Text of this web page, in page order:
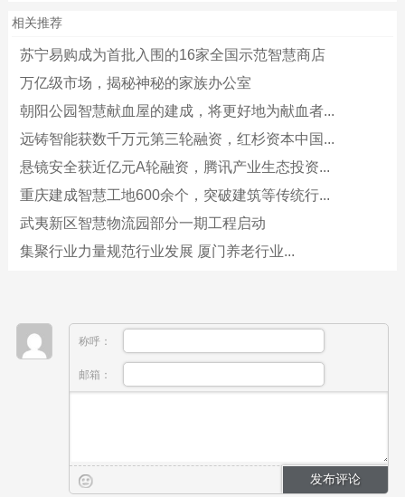
相关推荐
苏宁易购成为首批入围的16家全国示范智慧商店
万亿级市场，揭秘神秘的家族办公室
朝阳公园智慧献血屋的建成，将更好地为献血者...
远铸智能获数千万元第三轮融资，红杉资本中国...
悬镜安全获近亿元A轮融资，腾讯产业生态投资...
重庆建成智慧工地600余个，突破建筑等传统行...
武夷新区智慧物流园部分一期工程启动
集聚行业力量规范行业发展 厦门养老行业...
称呼：
邮箱：